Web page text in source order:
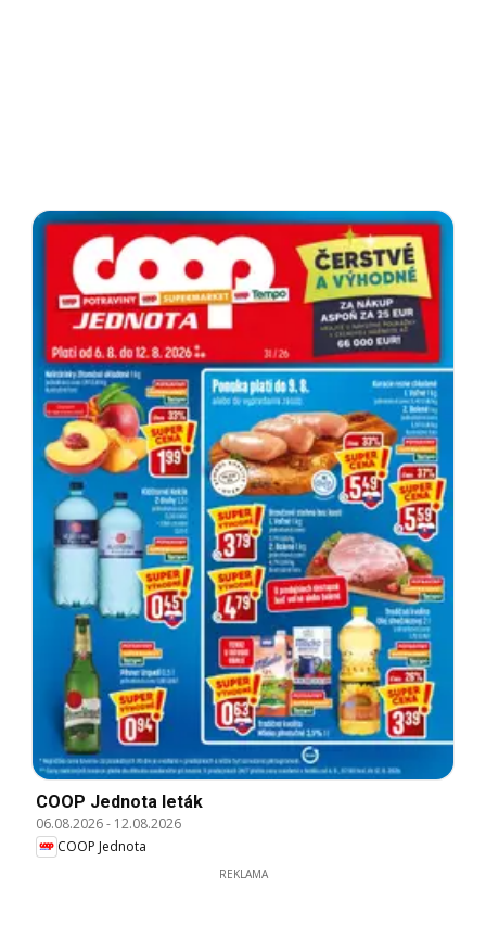
COOP Jednota leták
06.08.2026- 12.08.2026
COOP Jednota
REKLAMA